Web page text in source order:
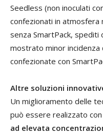
Seedless (non inoculati
confezionati in atmosfera
senza SmartPack, spediti
mostrato minor incidenza
confezionate con
Altre soluzioni
Un miglioramento delle
può essere realizzato con
ad elevata